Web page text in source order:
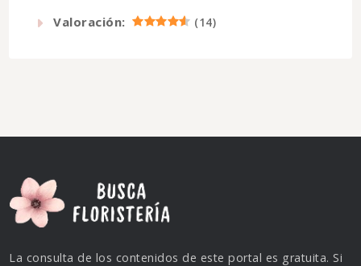
Valoración: (14)
La consulta de los contenidos de este portal es gratuita. Si